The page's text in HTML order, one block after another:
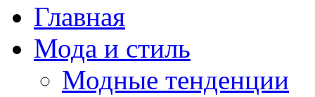
Главная
Мода и стиль
Модные тенденции